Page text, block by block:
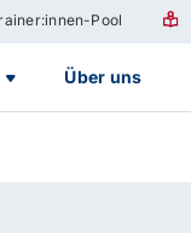
Pool
Über uns